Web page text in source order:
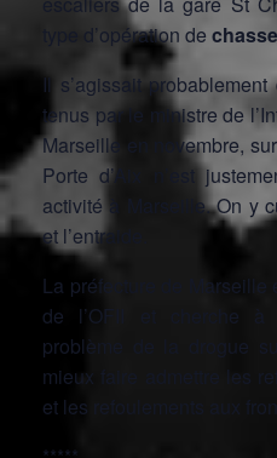
type d’opération de
Il s’agissait
tenus par le ministre de
Marseille en novembre,
Porte d’Aix n’est
activité à Marseille. On y
et l’entraide.
La préfecture de Marseille
de l’OFII et cherche à
problème de la drogue
mieux faire admettre les
et les refoulements aux